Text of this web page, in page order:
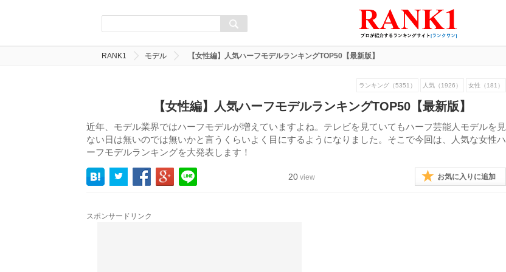
RANK1 モデル 【女性編】人気ハーフモデルランキングTOP50【最新版】
ランキング（5351） 人気（1926） 女性（181）
【女性編】人気ハーフモデルランキングTOP50【最新版】
近年、モデル業界ではハーフモデルが増えていますよね。テレビを見ていてもハーフ芸能人モデルを見
ない日は無いのでは無いかと言うくらいよく目にするようになりました。そこで今回は、人気な女性ハ
ーフモデルランキングを大発表します！
20 view お気に入りに追加
スポンサードリンク